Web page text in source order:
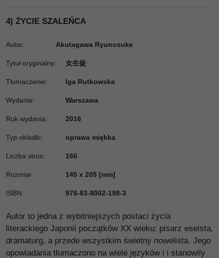
4) ŻYCIE SZALEŃCA
Autor: Akutagawa Ryunosuke
Tytuł oryginalny: 女生徒
Tłumaczenie: Iga Rutkowska
Wydanie: Warszawa
Rok wydania: 2016
Typ okladki: oprawa miękka
Liczba stron: 166
Rozmiar: 145 x 205 [mm]
ISBN: 978-83-8002-198-3
Autor to jedna z wybitniejszych postaci życia
literackiego Japonii początków XX wieku: pisarz eseista,
dramaturg, a przede wszystkim świetny nowelista. Jego
opowiadania tłumaczono na wiele języków i i stanowiły